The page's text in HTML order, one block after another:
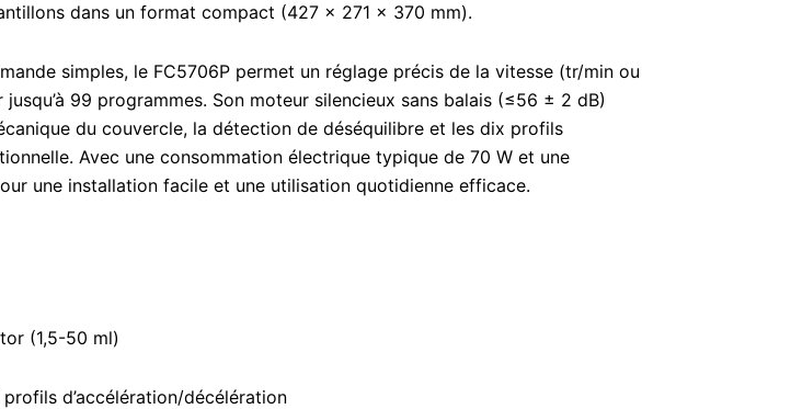
dans un format compact (427 × 271 × 370 mm).
simples, le FC5706P permet un réglage précis de la vitesse (tr/min ou
99 programmes. Son moteur silencieux sans balais (≤56 ± 2 dB)
du couvercle, la détection de déséquilibre et les dix profils
Avec une consommation électrique typique de 70 W et une
une installation facile et une utilisation quotidienne efficace.
(1,5-50 ml)
d’accélération/décélération